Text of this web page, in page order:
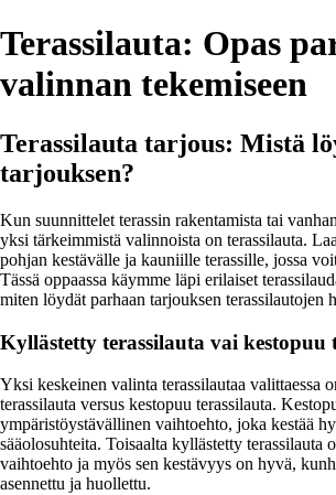
Terassilauta: Opas
valinnan tekemiseen
Terassilauta tarjous: Mistä
tarjouksen?
Kun suunnittelet terassin rakentamista tai
yksi tärkeimmistä valinnoista on terassilauta.
pohjan kestävälle ja kauniille terassille, jossa
Tässä oppaassa käymme läpi erilaiset
miten löydät parhaan tarjouksen terassilautojen
Kyllästetty terassilauta vai kestopuu
Yksi keskeinen valinta terassilautaa valittaessa
terassilauta versus kestopuu terassilauta.
ympäristöystävällinen vaihtoehto, joka kestää
sääolosuhteita. Toisaalta kyllästetty terassilauta
vaihtoehto ja myös sen kestävyys on hyvä,
asennettu ja huollettu.